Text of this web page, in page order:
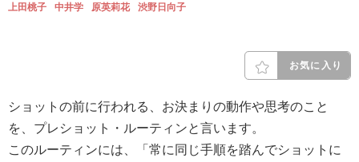
上田桃子
中井学 原英莉花 渋野日向子
お気に入り
ショットの前に行われる、お決まりの動作や思考のこと
を、プレショット・ルーティンと言います。
このルーティンには、「常に同じ手順を踏んでショットに